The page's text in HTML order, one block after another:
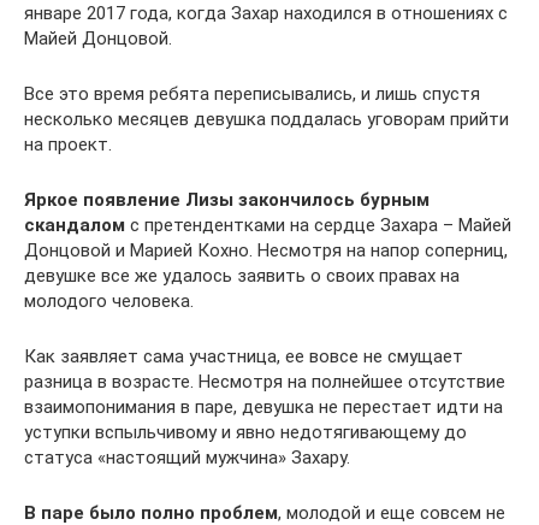
январе 2017 года, когда Захар находился в отношениях с
Майей Донцовой.
Все это время ребята переписывались, и лишь спустя
несколько месяцев девушка поддалась уговорам прийти
на проект.
Яркое появление Лизы закончилось бурным
скандалом с претендентками на сердце Захара – Майей
Донцовой и Марией Кохно. Несмотря на напор соперниц,
девушке все же удалось заявить о своих правах на
молодого человека.
Как заявляет сама участница, ее вовсе не смущает
разница в возрасте. Несмотря на полнейшее отсутствие
взаимопонимания в паре, девушка не перестает идти на
уступки вспыльчивому и явно недотягивающему до
статуса «настоящий мужчина» Захару.
В паре было полно проблем, молодой и еще совсем не